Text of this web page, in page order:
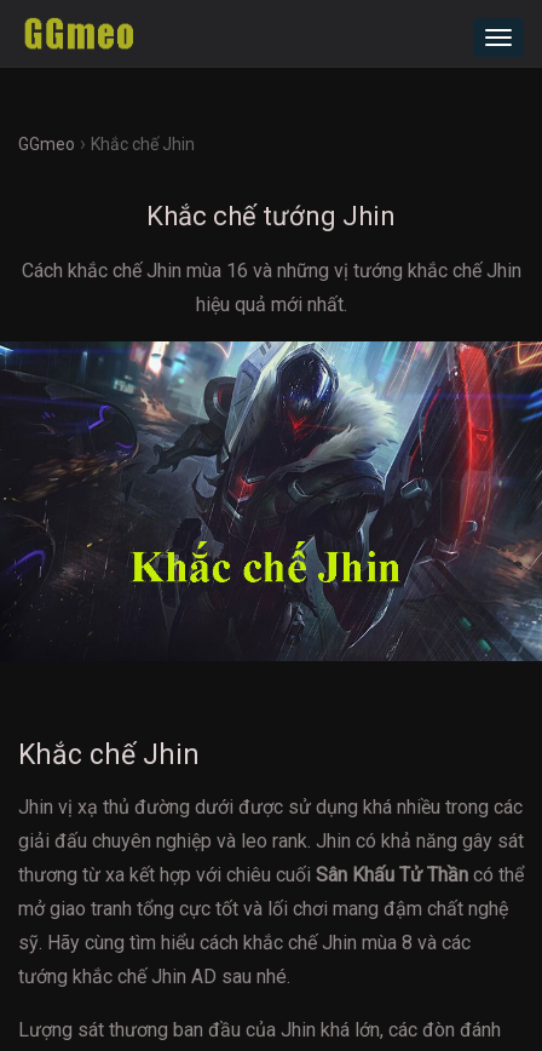
GGmeo › Khắc chế Jhin
Khắc chế tướng Jhin
Cách khắc chế Jhin mùa 16 và những vị tướng khắc chế Jhin
hiệu quả mới nhất.
Khắc chế Jhin
Jhin vị xạ thủ đường dưới được sử dụng khá nhiều trong các
giải đấu chuyên nghiệp và leo rank. Jhin có khả năng gây sát
thương từ xa kết hợp với chiêu cuối Sân Khấu Tử Thần có thể
mở giao tranh tổng cực tốt và lối chơi mang đậm chất nghệ
sỹ. Hãy cùng tìm hiểu cách khắc chế Jhin mùa 8 và các
tướng khắc chế Jhin AD sau nhé.
Lượng sát thương ban đầu của Jhin khá lớn, các đòn đánh